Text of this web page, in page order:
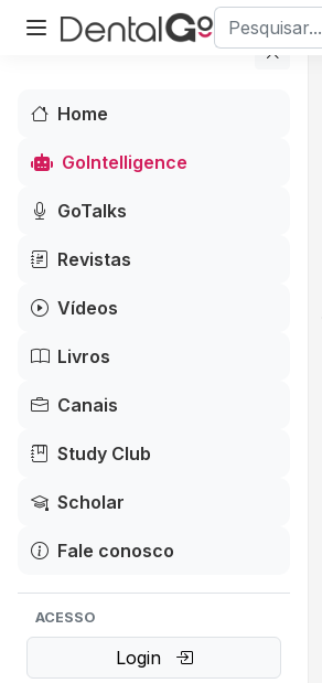
Home
GoIntelligence
GoTalks
Revistas
Vídeos
Livros
Canais
Study Club
Scholar
Fale conosco
ACESSO
Login